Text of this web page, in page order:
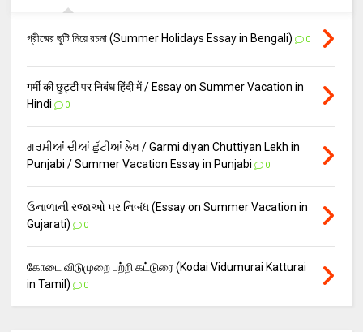
গ্রীষ্মের ছুটি নিয়ে রচনা (Summer Holidays Essay in Bengali) 0
गर्मी की छुट्टी पर निबंध हिंदी में / Essay on Summer Vacation in
Hindi
0
ਗਰਮੀਆਂ ਦੀਆਂ ਛੁੱਟੀਆਂ ਲੇਖ / Garmi diyan Chuttiyan Lekh in
Punjabi / Summer Vacation Essay in Punjabi
0
ઉનાળાની રજાઓ પર નિબંધ (Essay on Summer Vacation in
Gujarati)
0
கோடை விடுமுறை பற்றி கட்டுரை (Kodai Vidumurai Katturai
in Tamil)
0